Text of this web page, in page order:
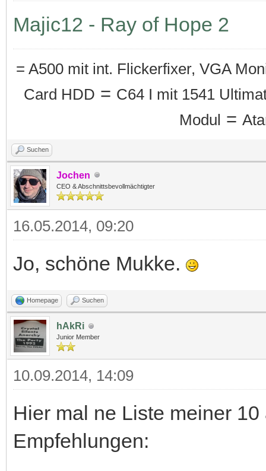
Majic12 - Ray of Hope 2
= A500 mit int. Flickerfixer, VGA
Card HDD = C64 I mit 1541
Modul
=
Suchen
Jochen
CEO & Abschnittsbevollmächtigter
16.05.2014, 09:20
Jo, schöne Mukke.
Homepage Suchen
hAkRi
Junior Member
10.09.2014, 14:09
Hier mal ne Liste meiner
Empfehlungen: